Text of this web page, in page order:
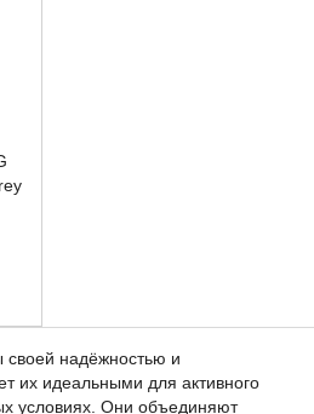
своей надёжностью и
их идеальными для активного
условиях. Они объединяют